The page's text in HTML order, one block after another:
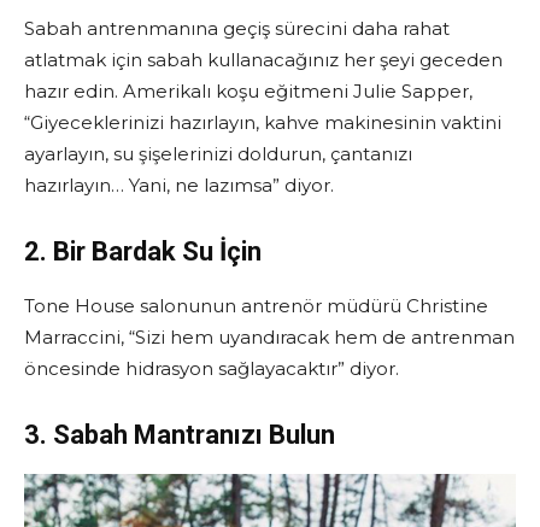
Sabah antrenmanına geçiş sürecini daha rahat
atlatmak için sabah kullanacağınız her şeyi geceden
hazır edin. Amerikalı koşu eğitmeni Julie Sapper,
“Giyeceklerinizi hazırlayın, kahve makinesinin vaktini
ayarlayın, su şişelerinizi doldurun, çantanızı
hazırlayın… Yani, ne lazımsa” diyor.
2. Bir Bardak Su İçin
Tone House salonunun antrenör müdürü Christine
Marraccini, “Sizi hem uyandıracak hem de antrenman
öncesinde hidrasyon sağlayacaktır” diyor.
3. Sabah Mantranızı Bulun